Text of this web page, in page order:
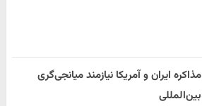
مذاکره ایران و آمریکا نیازمند میانجی‌گری
بین‌المللی